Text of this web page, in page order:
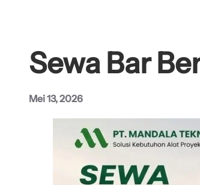
Sewa Bar
Mei 13, 2026